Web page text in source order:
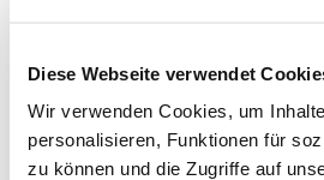
Diese Webseite verwendet
Wir verwenden Cookies, um
personalisieren, Funktionen für
zu können und die Zugriffe auf
Quality & Responsibility